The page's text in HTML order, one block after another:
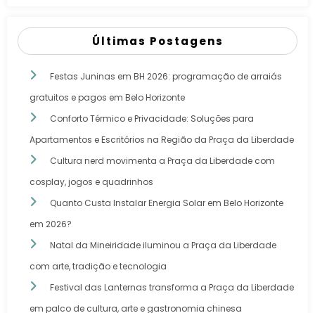
Últimas Postagens
Festas Juninas em BH 2026: programação de arraiás
gratuitos e pagos em Belo Horizonte
Conforto Térmico e Privacidade: Soluções para
Apartamentos e Escritórios na Região da Praça da Liberdade
Cultura nerd movimenta a Praça da Liberdade com
cosplay, jogos e quadrinhos
Quanto Custa Instalar Energia Solar em Belo Horizonte
em 2026?
Natal da Mineiridade iluminou a Praça da Liberdade
com arte, tradição e tecnologia
Festival das Lanternas transforma a Praça da Liberdade
em palco de cultura, arte e gastronomia chinesa